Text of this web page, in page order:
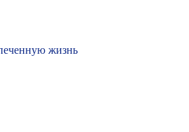
жизнь